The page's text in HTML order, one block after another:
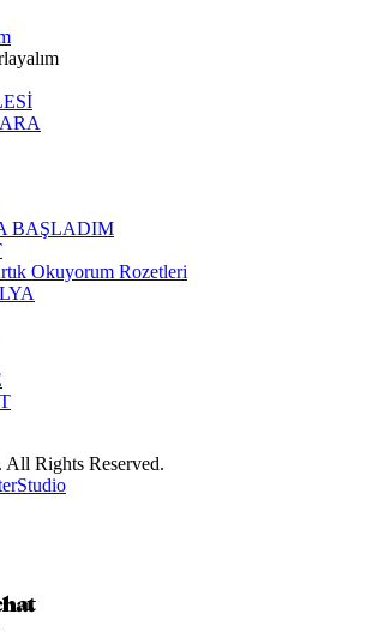
BAŞLADIM
Okuyorum Rozetleri
Rights Reserved.